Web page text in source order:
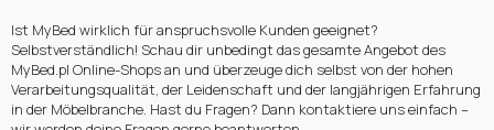
Ist MyBed wirklich für anspruchsvolle Kunden geeignet?
Selbstverständlich! Schau dir unbedingt das gesamte Angebot des
MyBed.pl Online-Shops an und überzeuge dich selbst von der hohen
Verarbeitungsqualität, der Leidenschaft und der langjährigen Erfahrung
in der Möbelbranche. Hast du Fragen? Dann kontaktiere uns einfach –